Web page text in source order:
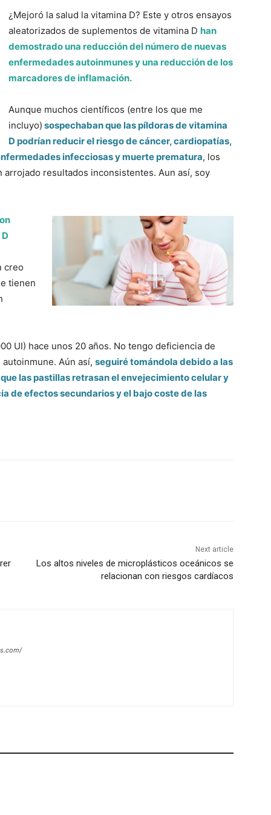
¿Mejoró la salud la vitamina D? Este y otros ensayos
aleatorizados de suplementos de vitamina D han
demostrado una reducción del número de nuevas
enfermedades autoinmunes y una reducción de los
marcadores de inflamación.
Aunque muchos científicos (entre los que me
incluyo) sospechaban que las píldoras de vitamina
D podrían reducir el riesgo de cáncer, cardiopatías,
infecciosas y muerte prematura, los
resultados inconsistentes. Aun así, soy
creo
tienen
UI) hace unos 20 años. No tengo deficiencia de
Aún así, seguiré tomándola debido a las
las pastillas retrasan el envejecimiento celular y
de efectos secundarios y el bajo coste de las
Next article
Los altos niveles de microplásticos oceánicos se
relacionan con riesgos cardíacos